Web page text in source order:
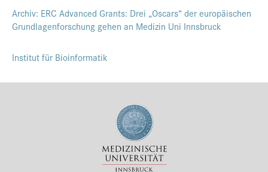
Archiv: ERC Advanced Grants: Drei „Oscars“ der europäischen
Grundlagenforschung gehen an Medizin Uni Innsbruck
Institut für Bioinformatik